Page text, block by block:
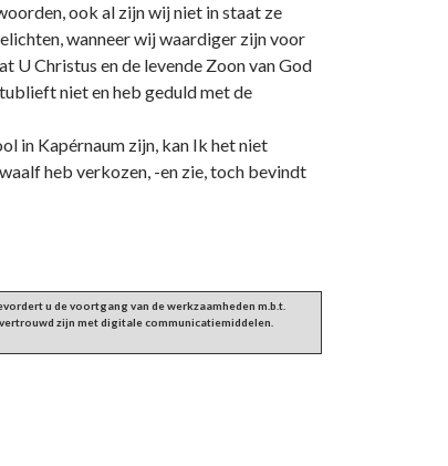
ook al zijn wij niet in staat ze
wanneer wij waardiger zijn voor
U Christus en de levende Zoon van God
niet en heb geduld met de
in Kapérnaum zijn, kan Ik het niet
heb verkozen, -en zie, toch bevindt
u de voortgang van de werkzaamheden m.b.t.
zijn met digitale communicatiemiddelen.